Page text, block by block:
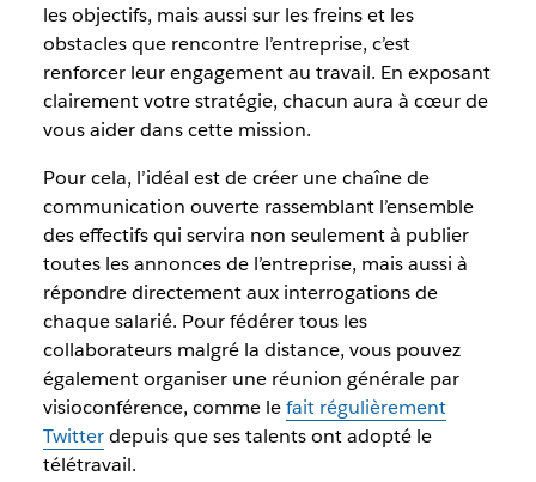
les objectifs, mais aussi sur les freins et les
obstacles que rencontre l’entreprise, c’est
renforcer leur engagement au travail. En exposant
clairement votre stratégie, chacun aura à cœur de
vous aider dans cette mission.
Pour cela, l’idéal est de créer une chaîne de
communication ouverte rassemblant l’ensemble
des effectifs qui servira non seulement à publier
toutes les annonces de l’entreprise, mais aussi à
répondre directement aux interrogations de
chaque salarié. Pour fédérer tous les
collaborateurs malgré la distance, vous pouvez
également organiser une réunion générale par
visioconférence, comme lefait régulièrement
Twitterdepuis que ses talents ont adopté le
télétravail.